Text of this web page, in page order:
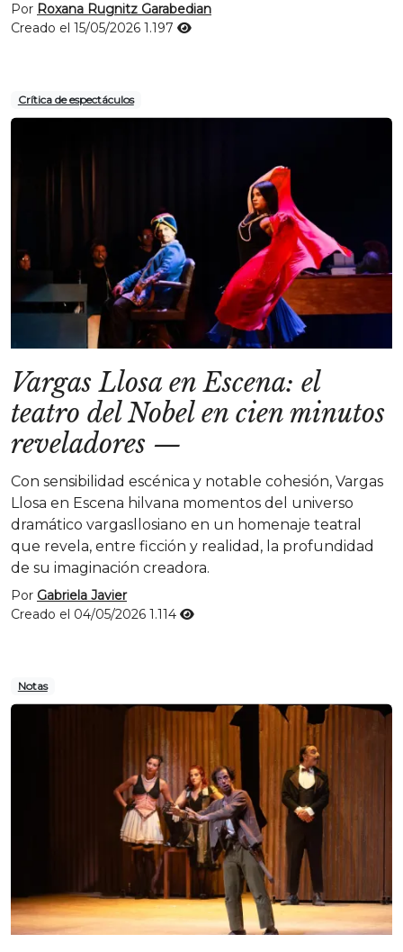
Por Roxana Rugnitz Garabedian
Creado el 15/05/2026 1.197
Crítica de espectáculos
Vargas Llosa en Escena: el
teatro del Nobel en cien minutos
reveladores —
Con sensibilidad escénica y notable cohesión, Vargas
Llosa en Escena hilvana momentos del universo
dramático vargasllosiano en un homenaje teatral
que revela, entre ficción y realidad, la profundidad
de su imaginación creadora.
Por Gabriela Javier
Creado el 04/05/2026 1.114
Notas